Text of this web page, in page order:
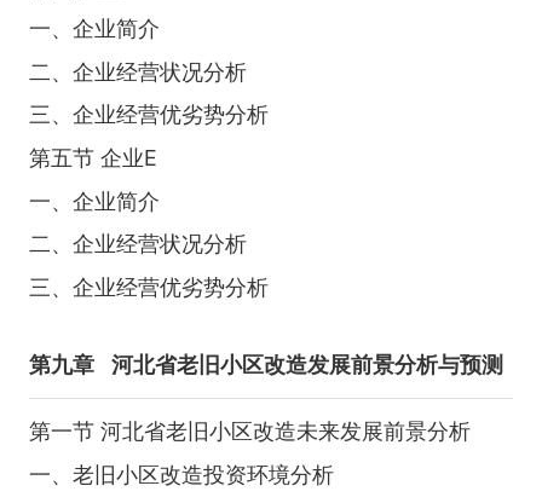
一、企业简介
二、企业经营状况分析
三、企业经营优劣势分析
第五节 企业E
一、企业简介
二、企业经营状况分析
三、企业经营优劣势分析
第九章 河北省老旧小区改造发展前景分析与预测
第一节 河北省老旧小区改造未来发展前景分析
一、老旧小区改造投资环境分析